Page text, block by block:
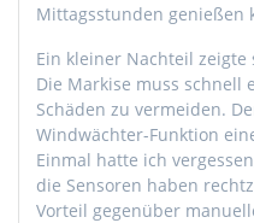
Mittagsstunden genießen
Ein kleiner Nachteil
Die Markise muss schnell
Schäden zu vermeiden.
Windwächter-Funktion
Einmal hatte ich
die Sensoren haben
Vorteil gegenüber